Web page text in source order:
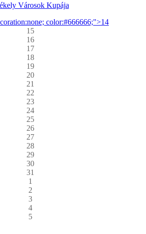
Városok Kupája
color:#666666;">14
15
16
17
18
19
20
21
22
23
24
25
26
27
28
29
30
31
1
2
3
4
5